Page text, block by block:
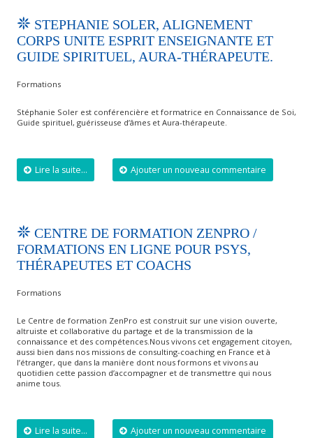
STEPHANIE SOLER, ALIGNEMENT
CORPS UNITE ESPRIT ENSEIGNANTE ET
GUIDE SPIRITUEL, AURA-THÉRAPEUTE.
Formations
Stéphanie Soler est conférencière et formatrice en Connaissance de Soi,
Guide spirituel, guérisseuse d’âmes et Aura-thérapeute.
Lire la suite... Ajouter un nouveau commentaire
CENTRE DE FORMATION ZENPRO /
FORMATIONS EN LIGNE POUR PSYS,
THÉRAPEUTES ET COACHS
Formations
Le Centre de formation ZenPro est construit sur une vision ouverte,
altruiste et collaborative du partage et de la transmission de la
connaissance et des compétences.Nous vivons cet engagement citoyen,
aussi bien dans nos missions de consulting-coaching en France et à
l’étranger, que dans la manière dont nous formons et vivons au
quotidien cette passion d’accompagner et de transmettre qui nous
anime tous.
Lire la suite... Ajouter un nouveau commentaire